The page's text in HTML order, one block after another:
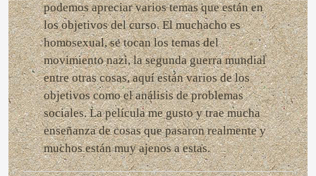
podemos apreciar varios temas que están en
los objetivos del curso. El muchacho es
homosexual, se tocan los temas del
movimiento nazi, la segunda guerra mundial
entre otras cosas, aquí están varios de los
objetivos como el análisis de problemas
sociales. La película me gusto y trae mucha
enseñanza de cosas que pasaron realmente y
muchos están muy ajenos a estas.